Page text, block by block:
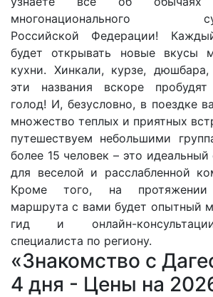
многонационального
Российской Федерации!
будет открывать новые вкусы
кухни. Хинкали, курзе,
эти названия вскоре
голод! И, безусловно, в поездке
множество теплых и приятных
путешествуем небольшими
более 15 человек – это
для веселой и расслабленной
Кроме того, на протяжении
маршрута с вами будет опытный
гид и онлайн-
специалиста по региону.
«Знакомство с
4 дня - Цены на